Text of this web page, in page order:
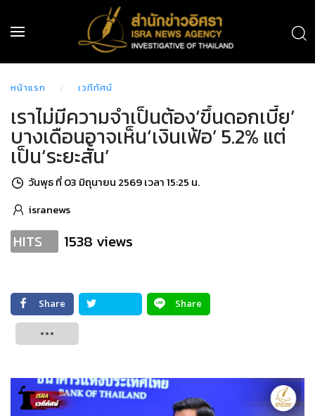
หน้าแรก เวทีทัศน์
เราไม่มีความจำเป็นต้อง‘ขึ้นดอกเบี้ย’
บางเดือนอาจเห็น‘เงินเฟ้อ’ 5.2% แต่
เป็น‘ระยะสั้น’
วันพุธ ที่ 03 มิถุนายน 2569 เวลา 15:25 น.
isranews
HITS 1538 views
Share
Share